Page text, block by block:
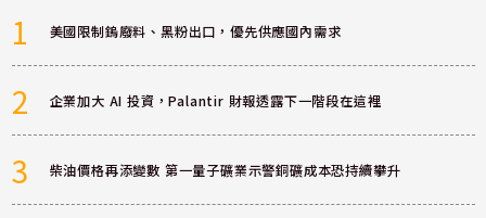
1 美國限制鎢廢料、黑粉出口，優先供應國內需求
2 企業加大 AI 投資，Palantir 財報透露下一階段在這裡
3 柴油價格再添變數 第一量子礦業示警銅礦成本恐持續攀升